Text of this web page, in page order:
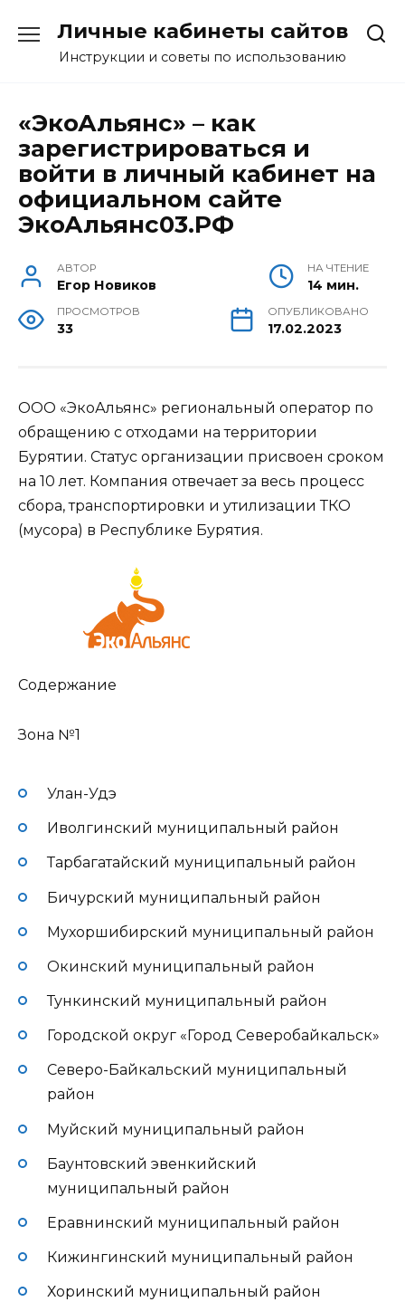
содержанию
Личные кабинеты сайтов
Инструкции и советы по использованию
«ЭкоАльянс» – как
зарегистрироваться и
войти в личный кабинет на
официальном сайте
ЭкоАльянс03.РФ
АВТОР
Егор Новиков
НА ЧТЕНИЕ
14 мин.
ПРОСМОТРОВ
33
ОПУБЛИКОВАНО
17.02.2023
ООО «ЭкоАльянс» региональный оператор по
обращению с отходами на территории
Бурятии. Статус организации присвоен сроком
на 10 лет. Компания отвечает за весь процесс
сбора, транспортировки и утилизации ТКО
(мусора) в Республике Бурятия.
Содержание
Зона №1
Улан-Удэ
Иволгинский муниципальный район
Тарбагатайский муниципальный район
Бичурский муниципальный район
Мухоршибирский муниципальный район
Окинский муниципальный район
Тункинский муниципальный район
Городской округ «Город Северобайкальск»
Северо-Байкальский муниципальный
район
Муйский муниципальный район
Баунтовский эвенкийский
муниципальный район
Еравнинский муниципальный район
Кижингинский муниципальный район
Хоринский муниципальный район